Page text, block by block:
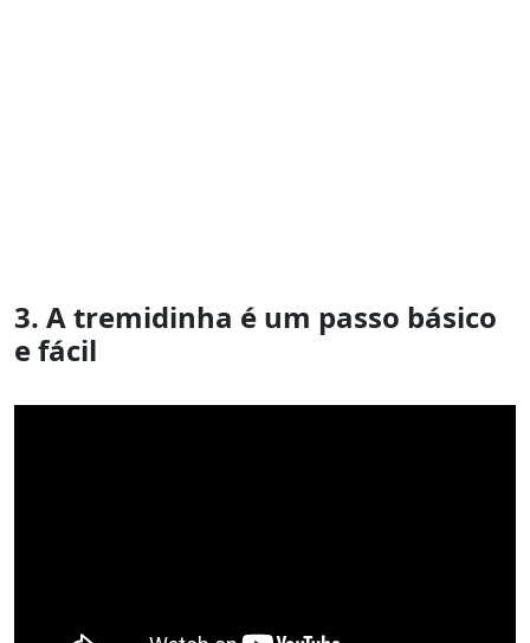
3. A tremidinha é um passo básico
e fácil